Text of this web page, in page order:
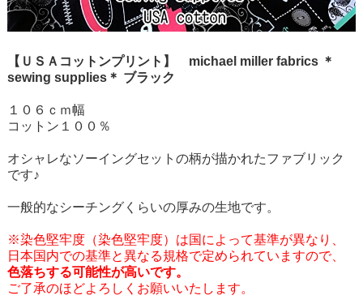
【ＵＳＡコットンプリント】 michael miller fabrics ＊
sewing supplies＊ ブラック
１０６ｃｍ幅
コットン１００％
オシャレなソーイングセットの柄が描かれたファブリック
です♪
一般的なシーチングくらいの厚みの生地です。
※染色堅牢度（染色堅牢度）は国によって基準が異なり、
日本国内での基準と異なる規格で定められていますので、
色落ちする可能性が高いです。
ご了承のほどよろしくお願いいたします。